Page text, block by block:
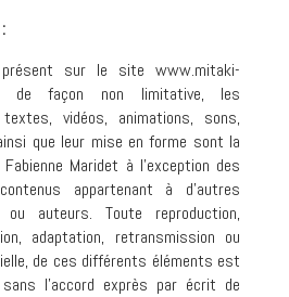
sur le site www.mitaki-
de façon non limitative, les
vidéos, animations, sons,
que leur mise en forme sont la
Maridet à l’exception des
appartenant à d’autres
auteurs. Toute reproduction,
adaptation, retransmission ou
de ces différents éléments est
l’accord exprès par écrit de